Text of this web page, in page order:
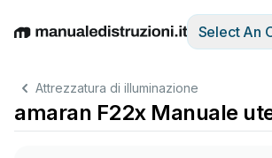
EnglishDeutschEspañolItaliano
Select An
Attrezzatura di illuminazione
amaran F22x Manuale